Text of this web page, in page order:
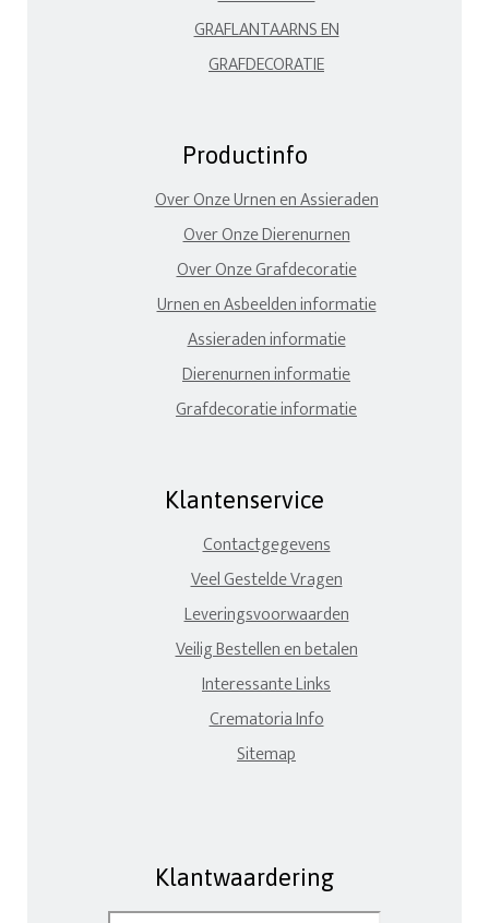
GRAFLANTAARNS EN
GRAFDECORATIE
Productinfo
Over Onze Urnen en Assieraden
Over Onze Dierenurnen
Over Onze Grafdecoratie
Urnen en Asbeelden informatie
Assieraden informatie
Dierenurnen informatie
Grafdecoratie informatie
Klantenservice
Contactgegevens
Veel Gestelde Vragen
Leveringsvoorwaarden
Veilig Bestellen en betalen
Interessante Links
Crematoria Info
Sitemap
Klantwaardering